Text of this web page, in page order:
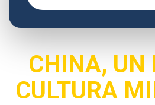
CHINA, UN
CULTURA